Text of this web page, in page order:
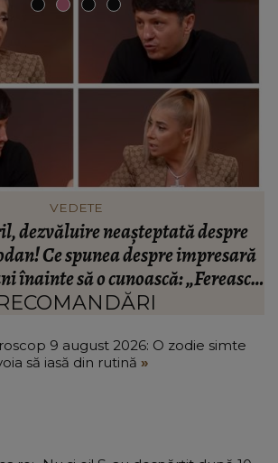
INFORMATIILE ZILEI
Messi este în doliu! Tatăl
s-a stins din viață!
9 august 2026: O zodie simte
să iasă din rutină